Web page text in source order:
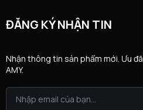
ĐĂNG KÝ NHẬN TIN
Nhận thông tin sản phẩm mới. Ưu
AMY.